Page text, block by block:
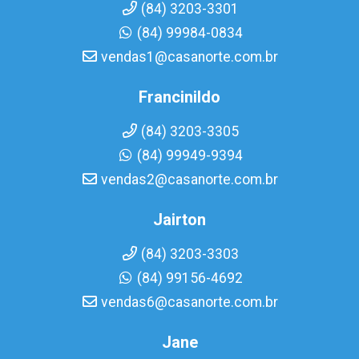
(84) 3203-3301
(84) 99984-0834
vendas1@casanorte.com.br
Francinildo
(84) 3203-3305
(84) 99949-9394
vendas2@casanorte.com.br
Jairton
(84) 3203-3303
(84) 99156-4692
vendas6@casanorte.com.br
Jane